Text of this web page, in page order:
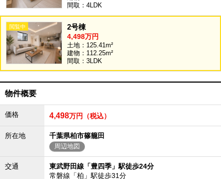
間取：4LDK
2号棟
4,498万円
土地：125.41m²
建物：112.25m²
間取：3LDK
物件概要
価格 4,498万円（税込）
所在地 千葉県柏市篠籠田
周辺地図
交通
東武野田線「豊四季」駅徒歩24分
常磐線「柏」駅徒歩31分
沖縄全域エリアの土地
お客様の声